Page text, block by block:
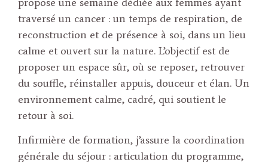
traversé un cancer : un temps de respiration, de
reconstruction et de présence à soi, dans un lieu
calme et ouvert sur la nature. L’objectif est de
proposer un espace sûr, où se reposer, retrouver
du souffle, réinstaller appuis, douceur et élan. Un
environnement calme, cadré, qui soutient le
retour à soi.
Infirmière de formation, j’assure la coordination
générale du séjour : articulation du programme,